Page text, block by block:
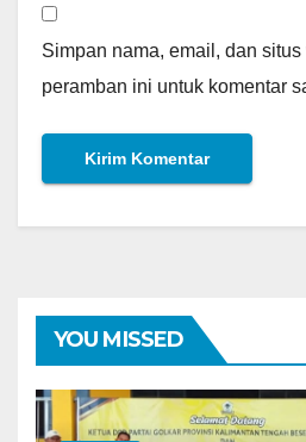
Simpan nama, email, dan
peramban ini untuk komentar
YOU MISSED